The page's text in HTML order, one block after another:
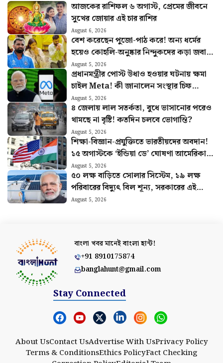
আজকের রাশিফল ৬ অগাস্ট, প্রেমের জীবনে
সুখের জোয়ার এই চার রাশির
August 6, 2026
বেশ করেছেন পুজো-পাঠ করে! অন্য ধর্মের
হয়েও কোহলি-অনুষ্কার নিন্দুকদের কড়া জবাব
মহম্মদ সামির
August 5, 2026
প্রধানমন্ত্রীর পোস্ট উধাও হওয়ার ঘটনায় ক্ষমা
চাইল Meta! কী জানালেন সংস্থার চিফ
গ্লোবাল অ্যাফেয়ার্স অফিসার?
August 5, 2026
৪ জেলায় লাল সতর্কতা, বুধে ভাসানোর পরেও
থামছে না বৃষ্টি! কতদিন চলবে ভোগান্তি?
August 5, 2026
শিক্ষা-বিজ্ঞান-প্রযুক্তিতে ভারতীয়দের অবদান!
১৫ অগাস্টকে ‘ইন্ডিয়া ডে’ ঘোষণা আমেরিকার
অঙ্গরাজ্যের
August 5, 2026
৫০ লক্ষ বাড়িতে সোলার সিস্টেম, ১৯ লক্ষ
পরিবারের বিদ্যুৎ বিল শূন্য, সরকারের এই
প্রকল্পের বিরাট সাফল্য
August 5, 2026
বাংলা খবর মানেইবাংলা হান্ট!
+91 8910175874
banglahunt@gmail.com
Stay Connected
About UsContact UsAdvertise With UsPrivacy Policy
Terms & ConditionsEthics PolicyFact Checking